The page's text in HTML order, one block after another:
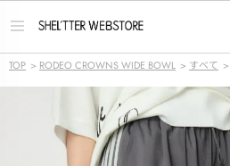
メ
ー
を
TOP > RODEO CROWNS WIDE BOWL > すべて >